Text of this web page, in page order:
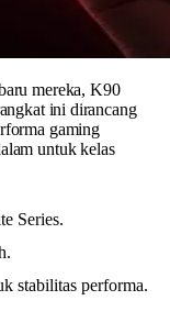
mereka, K90
ini dirancang
gaming
untuk kelas
Series.
stabilitas performa.